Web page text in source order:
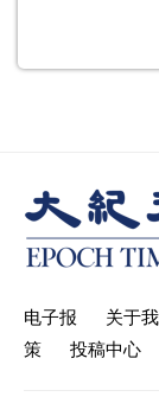
电子报 关于
策
投稿中心